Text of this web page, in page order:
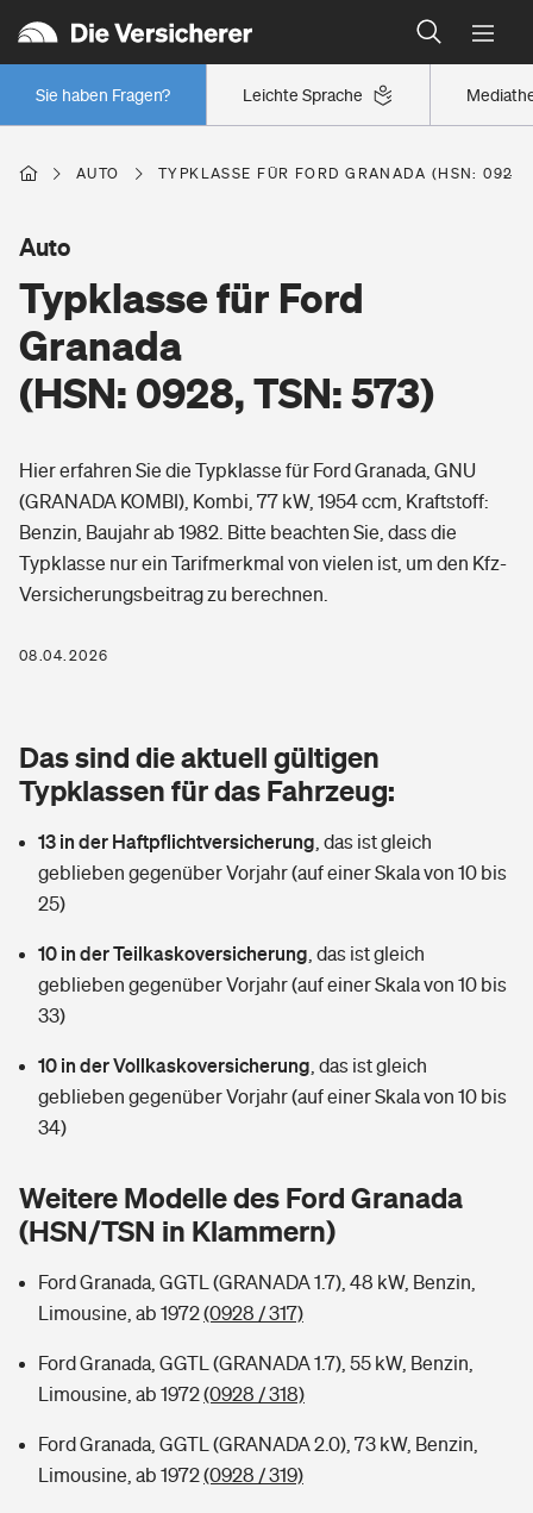
Leichte Sprache
Sie haben Fragen?
Wer versichert was: Jetzt Versicherer finden
Regionalklassen: So ist Ihre Region eingestuft
Wer versichert was: Jetzt Versicherer finden
Berufsunfähigkeitsversicherung
Arbeitsrechtsschutz
Berufshaftpflichtversicherung
Rentenrechner: Wie viel Geld bekomme ich im Alter?
Wer versichert was: Jetzt Versicherer finden
Sie haben Fragen?
Wohnen
Wohngebäudeversicherung
Hausratversicherung
Elementarversicherung
Photovoltaik
Wärmepumpen versichern
Vermieterrrechtsschutz
Mietkautionsversicherung
Restkreditversicherung
Zur Übersicht
Hochwasser-Check: Wie gefährdet ist Ihr Haus?
Wer versichert was: Jetzt Versicherer finden
Sie haben Fragen?
Pri­vate Haft­pflicht­
Rechts­schutz­ver­si­che­rung
Kinderunfall­ver­si­che­rung
Reiseversicherung
Handyversicherung
Private Cyberversicherung
Musikinstrumentenversicherung
Zur Übersicht
Typklassen: So ist Ihr Auto eingestuft
Gesundheit
Private Krankenversicherung
Tierkrankenversicherung
Zur Übersicht
Wer versichert was: Jetzt Versicherer finden
Sie haben Fragen?
Rentenrechner: Wie viel Geld bekomme ich im Alter?
AUTO TYPKLASSE FÜR FORD GRANADA (HSN:
Typklasse für Ford
Granada
(HSN: 0928, TSN: 573)
Auto
Hier erfahren Sie die Typklasse für Ford Granada, GNU
(GRANADA KOMBI), Kombi, 77 kW, 1954 ccm, Kraftstoff:
Benzin, Baujahr ab 1982. Bitte beachten Sie, dass die
Typklasse nur ein Tarifmerkmal von vielen ist, um den Kfz-
Versicherungsbeitrag zu berechnen.
08.04.2026
Das sind die aktuell gültigen
Typklassen für das Fahrzeug:
13 in der Haftpflichtversicherung das ist gleich
geblieben gegenüber Vorjahr (auf einer Skala von 10 bis
25)
10 in der Teilkaskoversicherung das ist gleich
geblieben gegenüber Vorjahr (auf einer Skala von 10 bis
33)
10 in der Vollkaskoversicherung das ist gleich
geblieben gegenüber Vorjahr (auf einer Skala von 10 bis
34)
Weitere Modelle des Ford Granada
(HSN/TSN in Klammern)
Ford Granada, GGTL (GRANADA 1.7), 48 kW, Benzin,
Limousine, ab 1972(0928 / 317)
Ford Granada, GGTL (GRANADA 1.7), 55 kW, Benzin,
Limousine, ab 1972(0928 / 318)
Ford Granada, GGTL (GRANADA 2.0), 73 kW, Benzin,
Limousine, ab 1972(0928 / 319)